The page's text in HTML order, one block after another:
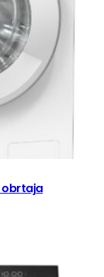
obrtaja